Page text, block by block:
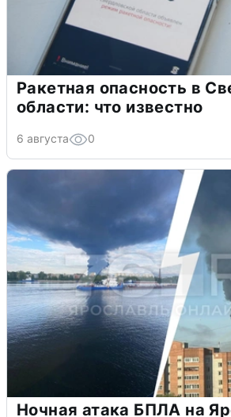
Ракетная опасность в
области: что известно
6 августа 0
Ночная атака БПЛА на